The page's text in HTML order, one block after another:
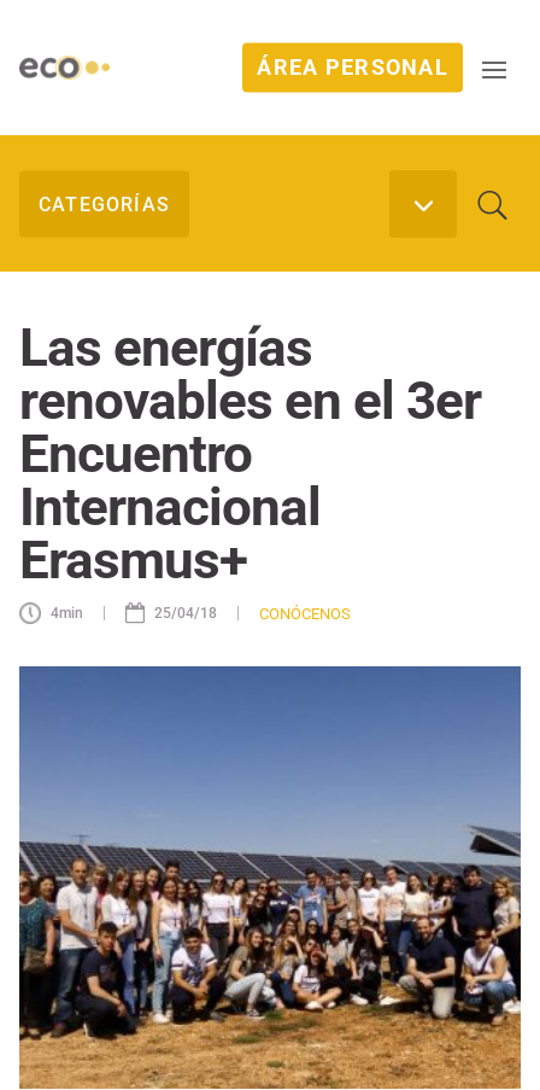
ÁREA PERSONAL
Las energías
renovables en el 3er
Encuentro
Internacional
Erasmus+
4min | 25/04/18 | CONÓCENOS